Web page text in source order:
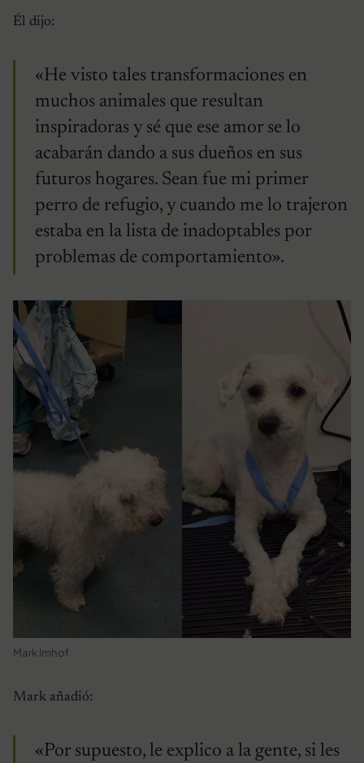
Él dijo:
«He visto tales transformaciones en
muchos animales que resultan
inspiradoras y sé que ese amor se lo
acabarán dando a sus dueños en sus
futuros hogares. Sean fue mi primer
perro de refugio, y cuando me lo trajeron
estaba en la lista de inadoptables por
problemas de comportamiento».
Mark Imhof
Mark añadió:
«Por supuesto, le explico a la gente, si les